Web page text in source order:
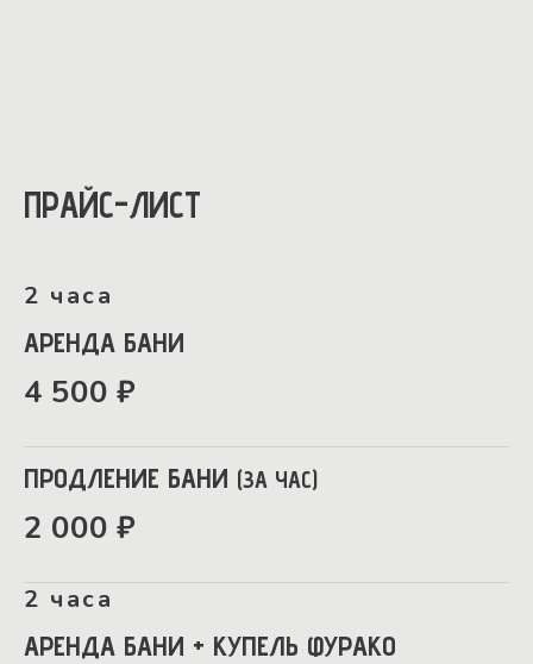
ПРАЙС-ЛИСТ
2 часа
АРЕНДА БАНИ
4 500 ₽
ПРОДЛЕНИЕ БАНИ (ЗА ЧАС)
2 000 ₽
2 часа
АРЕНДА БАНИ + КУПЕЛЬ ФУРАКО